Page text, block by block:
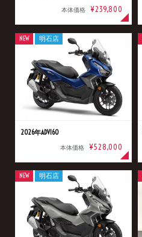
本体価格 ¥239,800
2026年ADV160
本体価格 ¥528,000
NEW 明石店
NEW 明石店